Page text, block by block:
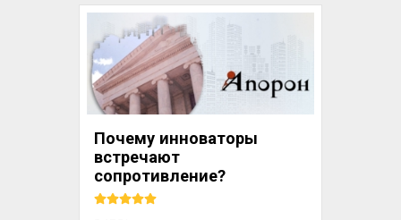
преимущества страны в текстильном
производстве.
К 1749 году любой, кто был пойман на
экспорте инструментов для
текстильного производства, мог быть
Агенты, пытающиеся завербовать
технических специалистов для
эмиграции в ...
Почему инноваторы
встречают
сопротивление?